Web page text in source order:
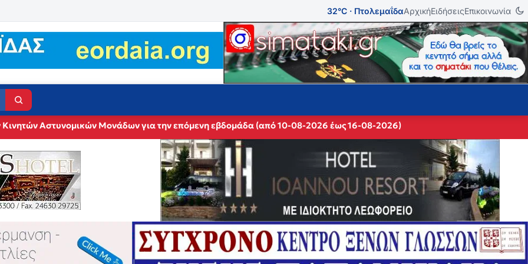
32°C · ΠτολεμαΐδαΑρχικήΕιδήσειςΕπικοινωνία
Κινητών Αστυνομικών Μονάδων για την επόμενη εβδομάδα (από 10-08-2026 έως 16-08-2026)